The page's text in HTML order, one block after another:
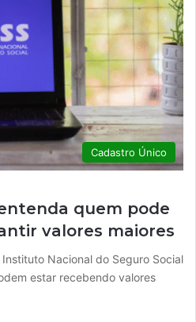
Cadastro Único
quem pode
valores maiores
Nacional do Seguro Social
estar recebendo valores